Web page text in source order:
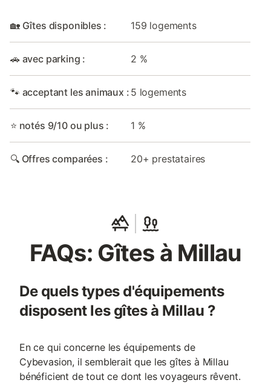
🏡 Gîtes disponibles : 159 logements
🚗 avec parking : 2 %
🐾 acceptant les animaux : 5 logements
⭐ notés 9/10 ou plus : 1 %
🔍 Offres comparées : 20+ prestataires
FAQs: Gîtes à Millau
De quels types d'équipements
disposent les gîtes à Millau ?
En ce qui concerne les équipements de
Cybevasion, il semblerait que les gîtes à Millau
bénéficient de tout ce dont les voyageurs rêvent.